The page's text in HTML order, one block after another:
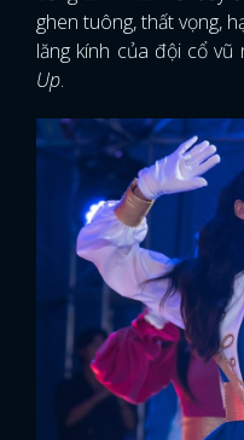
ghen tuông, thất vọng,
lăng kính của đội cổ
Up.